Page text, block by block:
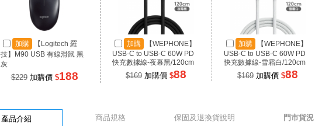
加購
【Logitech 羅
技】M90 USB 有線滑鼠 黑
灰
$229加購價 $188
加購
【WEPHONE】
USB-C to USB-C 60W PD
快充數據線-夜幕黑/120cm
$169 加購價 $88
加購
【WEPHONE】
USB-C to USB-C 60W PD
快充數據線-雪霜白/120cm
$169 加購價 $88
產品介紹 商品規格 保固及退換貨說明 門市貨況